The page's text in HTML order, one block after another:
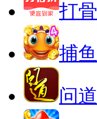
打
捕
问道